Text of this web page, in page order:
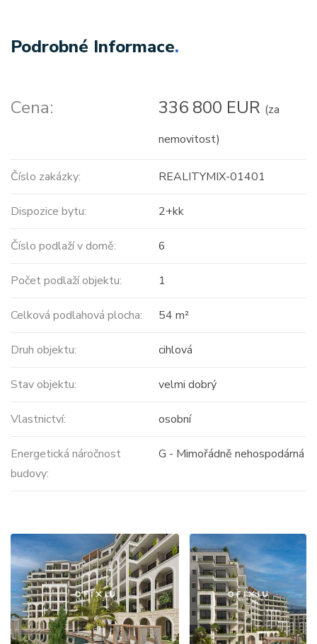
Podrobné Informace.
Cena: 336 800 EUR (za
nemovitost)
Číslo zakázky: REALITYMIX-01401
Dispozice bytu: 2+kk
Číslo podlaží v domě: 6
Počet podlaží objektu: 1
Celková podlahová plocha: 54 m²
Druh objektu: cihlová
Stav objektu: velmi dobrý
Vlastnictví: osobní
Energetická náročnost
budovy:
G - Mimořádně nehospodárná